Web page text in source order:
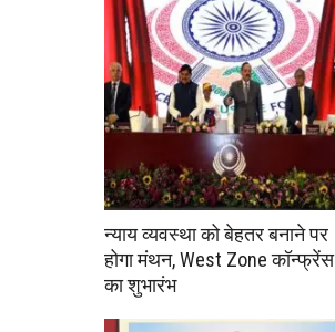
न्याय व्यवस्था को बेहतर बनाने पर
होगा मंथन, West Zone कॉन्फ्रेंस
का शुभारंभ